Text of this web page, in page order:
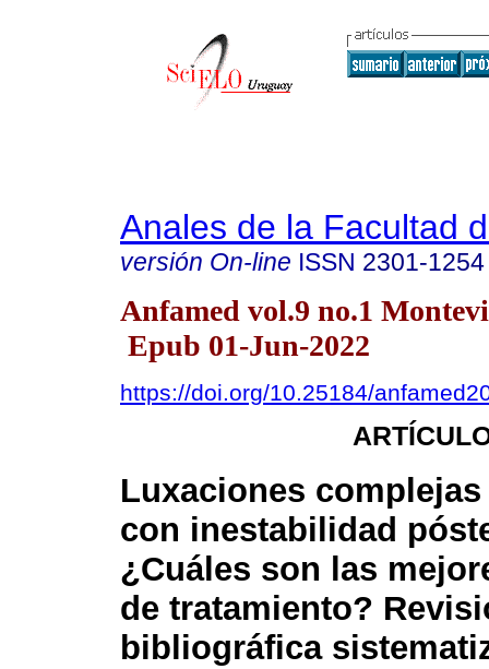
Anales de la Facultad
versión On-line ISSN 2301-1254
Anfamed vol.9 no.1
Epub 01-Jun-2022
https://doi.org/10.25184/
Luxaciones
con inestabilidad
¿Cuáles son las
de tratamiento?
bibliográfica